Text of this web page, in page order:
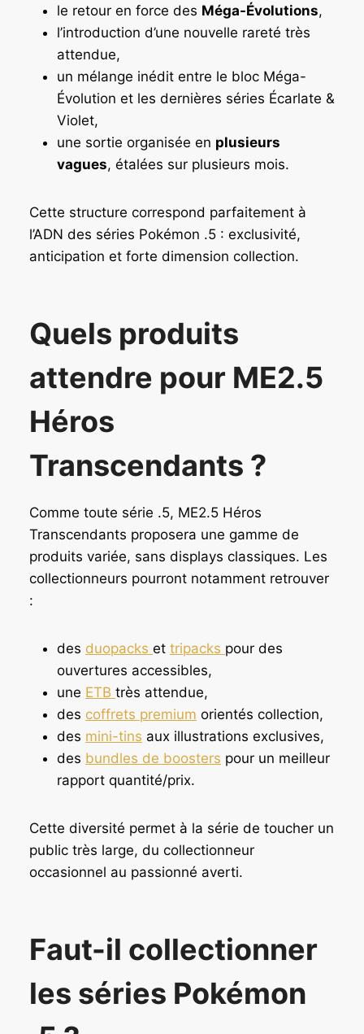
le retour en force des Méga-Évolutions,
l’introduction d’une nouvelle rareté très
attendue,
un mélange inédit entre le bloc Méga-
Évolution et les dernières séries Écarlate &
Violet,
une sortie organisée en plusieurs
vagues, étalées sur plusieurs mois.
Cette structure correspond parfaitement à
l’ADN des séries Pokémon .5 : exclusivité,
anticipation et forte dimension collection.
Quels produits
attendre pour ME2.5
Héros
Transcendants ?
Comme toute série .5, ME2.5 Héros
Transcendants proposera une gamme de
produits variée, sans displays classiques. Les
collectionneurs pourront notamment retrouver
:
des duopacks et tripacks pour des
ouvertures accessibles,
une ETB très attendue,
des coffrets premium orientés collection,
des mini-tins aux illustrations exclusives,
des bundles de boosters pour un meilleur
rapport quantité/prix.
Cette diversité permet à la série de toucher un
public très large, du collectionneur
occasionnel au passionné averti.
Faut-il collectionner
les séries Pokémon